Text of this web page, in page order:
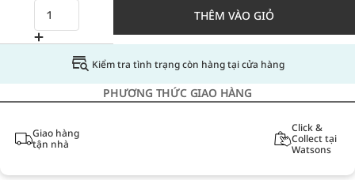
THÊM VÀO GIỎ
Kiểm tra tình trạng còn hàng tại cửa hàng
PHƯƠNG THỨC GIAO HÀNG
Giao hàng
tận nhà
Click &
Collect tại
Watsons